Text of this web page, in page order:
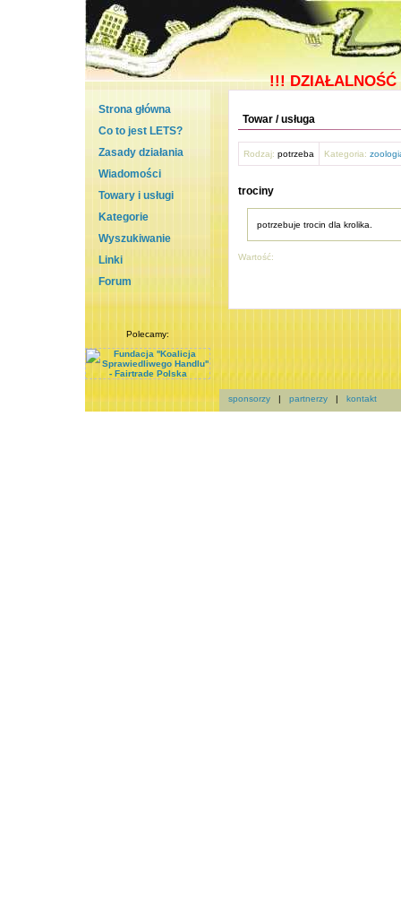
!!!DZIAŁALNOŚĆ
Strona główna
Co to jest LETS?
Zasady działania
Wiadomości
Towary i usługi
Kategorie
Wyszukiwanie
Linki
Forum
Polecamy:
Towar / usługa
Rodzaj: potrzeba Kategoria:
trociny
potrzebuje trocin dla krolika.
Wartość:
sponsorzy | partnerzy | kontakt